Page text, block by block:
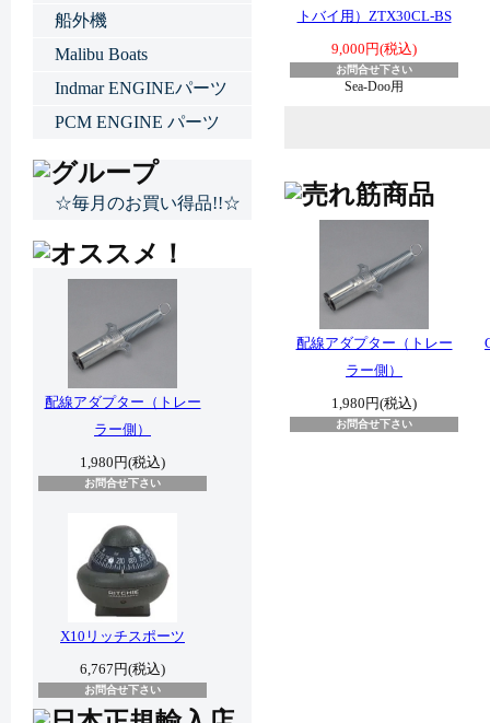
トバイ用）ZTX30CL-BS
9,000円(税込)
お問合せ下さい
Sea-Doo用
配線アダプター（トレー
ラー側）
1,980円(税込)
お問合せ下さい
船外機
Malibu Boats
Indmar ENGINEパーツ
PCM ENGINE パーツ
☆毎月のお買い得品!!☆
配線アダプター（トレー
ラー側）
1,980円(税込)
お問合せ下さい
X10リッチスポーツ
6,767円(税込)
お問合せ下さい